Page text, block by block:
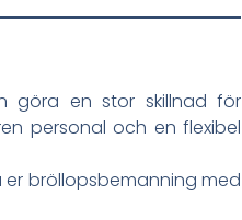
göra en stor skillnad för
personal och en flexibel
bröllopsbemanning med